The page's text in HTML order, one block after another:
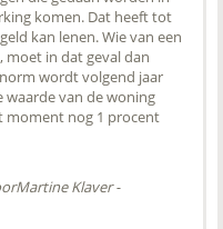
komen. Dat heeft tot
kan lenen. Wie van een
in dat geval dan
wordt volgend jaar
waarde van de woning
moment nog 1 procent
Martine Klaver-